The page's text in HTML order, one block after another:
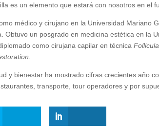
es un elemento que estará con nosotros en el
médico y cirujano en la Universidad Mariano
Obtuvo un posgrado en medicina estética en la
como cirujana capilar en técnica
y bienestar ha mostrado cifras crecientes año
transporte, tour operadores y por